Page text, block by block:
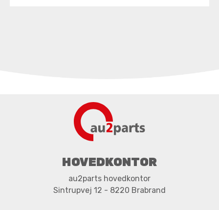
HOVEDKONTOR
au2parts hovedkontor
Sintrupvej 12 - 8220 Brabrand